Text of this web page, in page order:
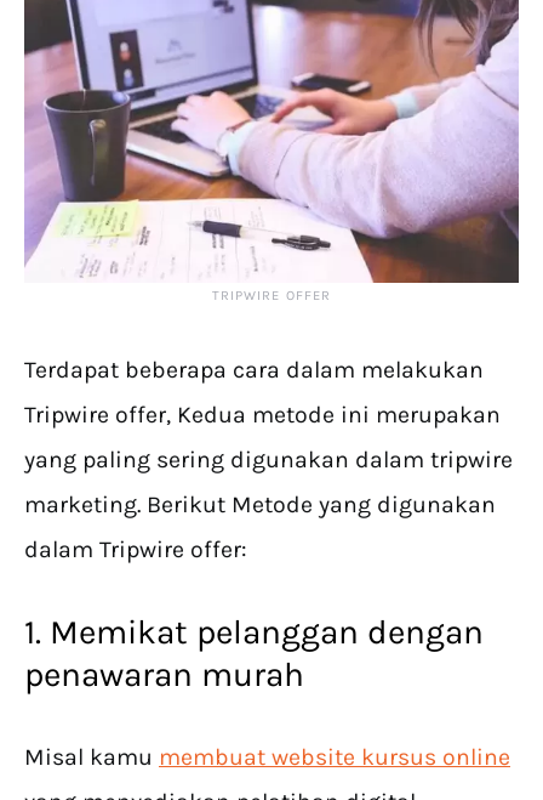
TRIPWIRE OFFER
Terdapat beberapa cara dalam melakukan
Tripwire offer, Kedua metode ini merupakan
yang paling sering digunakan dalam tripwire
marketing. Berikut Metode yang digunakan
dalam Tripwire offer:
1. Memikat pelanggan dengan
penawaran murah
Misal kamu membuat website kursus online